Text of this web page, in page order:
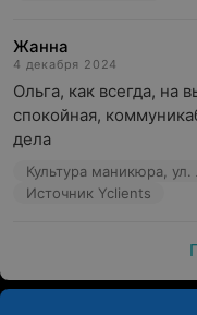
Жанна
4 декабря 2024
Ольга, как всегда, на
спокойная,
дела
Культура маникюра,
Источник Yclients